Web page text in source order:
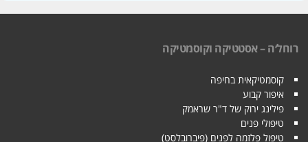
רוחל׳ה – אסטטיקה וקוסמטיקה
קוסמטיקאית בחיפה
איפור קבוע
פילינג ירוק של ד"ר שראמק
טיפולי פנים
טיפול פלזמה לפנים (פיברובלסט)